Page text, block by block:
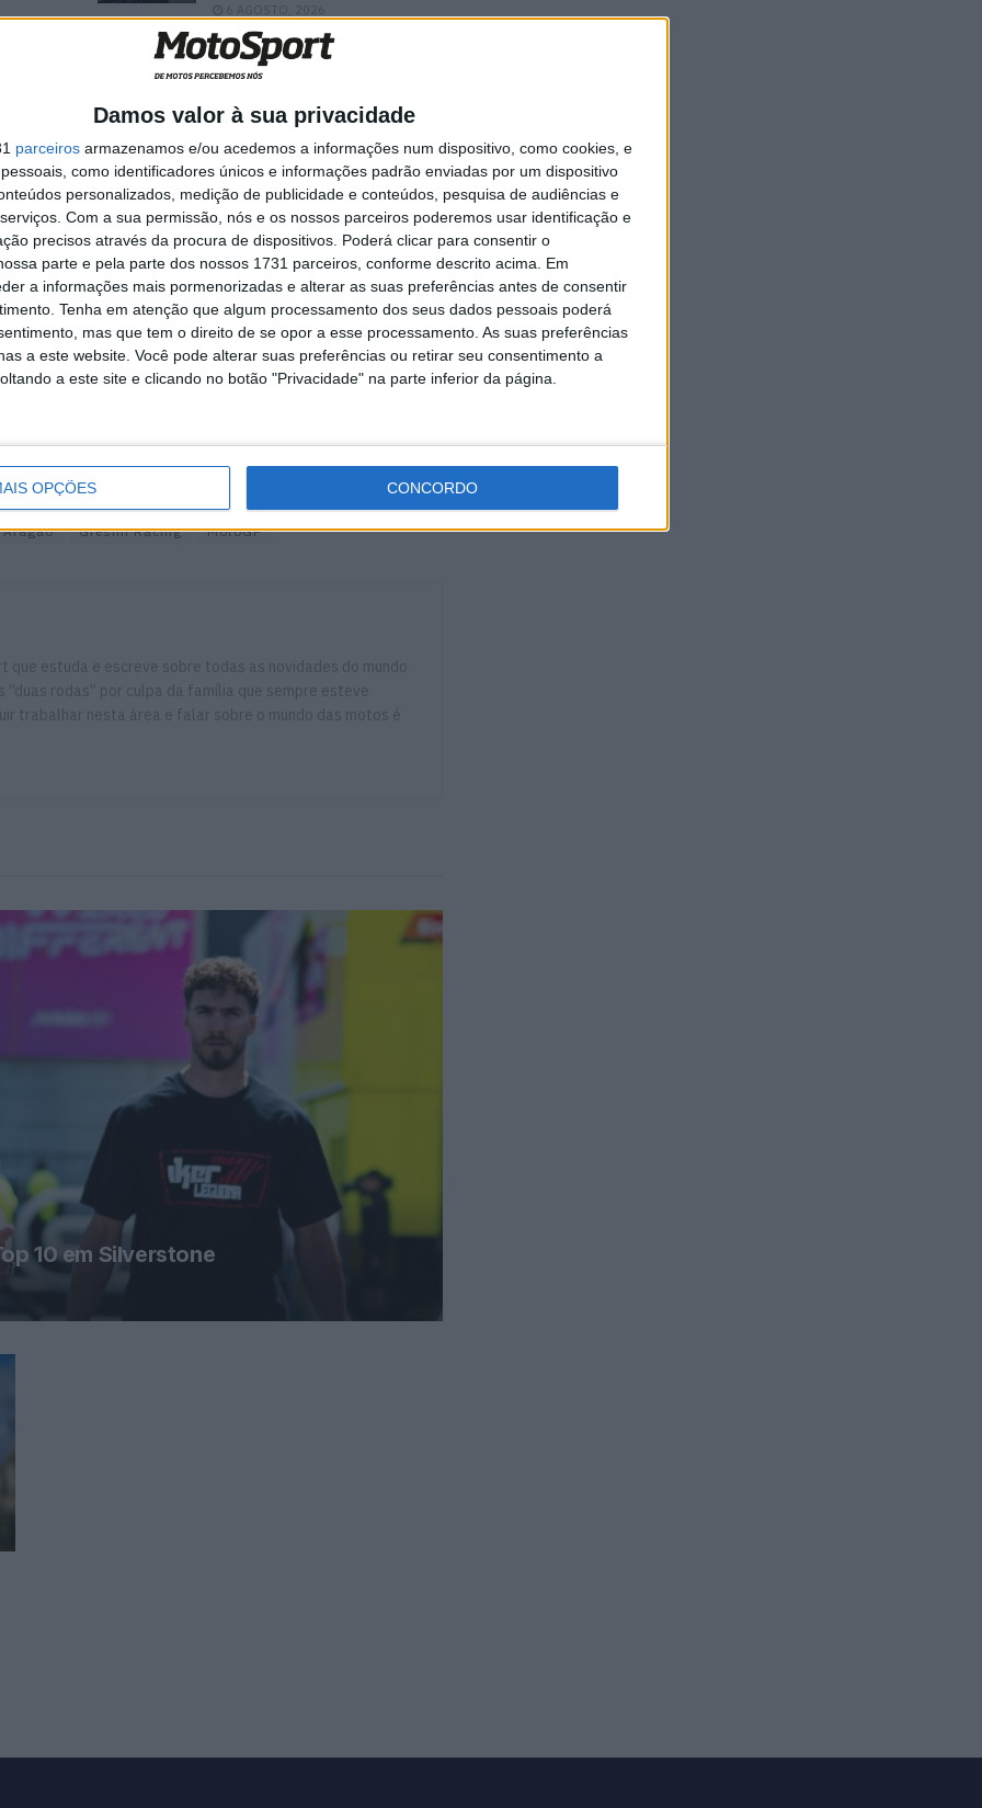
Damos valor à sua privacidade
parceiros armazenamos e/ou acedemos a informações num dispositivo, como cookies, e
como identificadores únicos e informações padrão enviadas por um dispositivo
personalizados, medição de publicidade e conteúdos, pesquisa de audiências e
Com a sua permissão, nós e os nossos parceiros poderemos usar identificação e
precisos através da procura de dispositivos. Poderá clicar para consentir o
parte e pela parte dos nossos 1731 parceiros, conforme descrito acima. Em
a informações mais pormenorizadas e alterar as suas preferências antes de consentir
Tenha em atenção que algum processamento dos seus dados pessoais poderá
mas que tem o direito de se opor a esse processamento. As suas preferências
a este website. Você pode alterar suas preferências ou retirar seu consentimento a
a este site e clicando no botão "Privacidade" na parte inferior da página.
OPÇÕES CONCORDO
6 AGOSTO, 2026
campeão mundial, e que o torna difícil de
neste fim de semana – mesmo para Alex
www.crash.net, Alex Márquez falou sobre o que
irmão, Marc, nesta fase do campeonato.
mais do que nós! Tu estás a 100%, mas ele está a
talvez puxar até ao limite nem seja suficiente para
dos seus territórios. Portanto, a mesma
tentar ser o mais competitivo possível, tentar
levar para casa o máximo de pontos possível.
Aragão Gresini Racing MotoGP
estuda e escreve sobre todas as novidades do mundo
“duas rodas” por culpa da família que sempre esteve
trabalhar nesta área e falar sobre o mundo das motos é
10 em Silverstone